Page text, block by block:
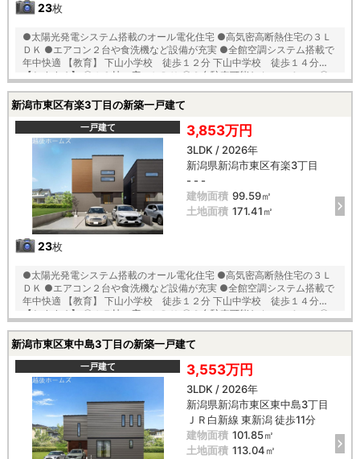
23枚
●太陽光発電システム搭載のオール電化住宅 ●高気密高断熱住宅の３Ｌ
ＤＫ ●エアコン２台や食洗機など設備が充実 ●全館空調システム搭載で
年中快適 【教育】 下山小学校 徒歩１２分 下山中学校 徒歩１４分
【おすすめ】 〇１９帖の広々ＬＤＫ 〇３台駐車可能なカースペース 〇
備でお洗濯も安心 〇全居室６帖以上で収納付き 〇オール電化で日々の光
熱費も節約！
新潟市東区有楽3丁目の新築一戸建て
一戸建て
23枚
3,853万円
3LDK / 2026年
新潟県新潟市東区有楽3丁目
- - -
建物面積 99.59㎡
土地面積 171.41㎡
●太陽光発電システム搭載のオール電化住宅 ●高気密高断熱住宅の３Ｌ
ＤＫ ●エアコン２台や食洗機など設備が充実 ●全館空調システム搭載で
年中快適 【教育】 下山小学校 徒歩１２分 下山中学校 徒歩１４分
【おすすめ】 〇１７帖の広々ＬＤＫ 〇３台駐車可能なカースペース 〇
備でお洗濯も安心 〇全居室６帖以上で収納付き 〇オール電化で日々の光
熱費も節約！
新潟市東区東中島3丁目の新築一戸建て
一戸建て 3,553万円
3LDK / 2026年
新潟県新潟市東区東中島3丁目
ＪＲ白新線 東新潟 徒歩11分
建物面積 101.85㎡
土地面積 113.04㎡